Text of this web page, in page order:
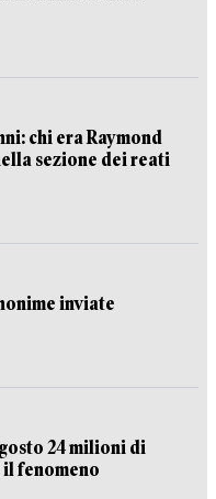
chi era Raymond
sezione dei reati
inviate
24 milioni di
il fenomeno